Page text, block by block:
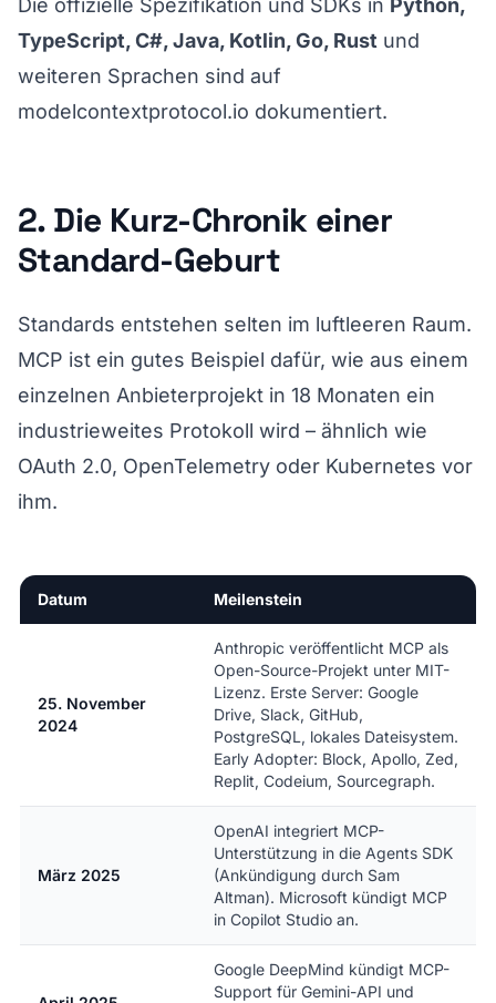
TypeScript, C#, Java, Kotlin, Go, Rust und
weiteren Sprachen sind auf
modelcontextprotocol.io dokumentiert.
2. Die Kurz-Chronik einer
Standard-Geburt
Standards entstehen selten im luftleeren Raum.
MCP ist ein gutes Beispiel dafür, wie aus einem
einzelnen Anbieterprojekt in 18 Monaten ein
industrieweites Protokoll wird – ähnlich wie
OAuth 2.0, OpenTelemetry oder Kubernetes vor
ihm.
Datum Meilenstein
25. November
2024
Anthropic veröffentlicht MCP als
Open-Source-Projekt unter MIT-
Lizenz. Erste Server: Google
Drive, Slack, GitHub,
PostgreSQL, lokales Dateisystem.
Early Adopter: Block, Apollo, Zed,
Replit, Codeium, Sourcegraph.
März 2025
OpenAI integriert MCP-
Unterstützung in die Agents SDK
(Ankündigung durch Sam
Altman). Microsoft kündigt MCP
in Copilot Studio an.
Google DeepMind kündigt MCP-
Support für Gemini-API und